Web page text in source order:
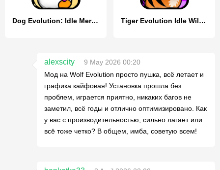
Dog Evolution: Idle Merge Game Tiger Evolution Idle Wild Cats
alexscity
9 May 2026 00:20
Мод на Wolf Evolution просто пушка, всё летает и
графика кайфовая! Установка прошла без
проблем, играется приятно, никаких багов не
заметил, всё годы и отлично оптимизировано. Как
у вас с производительностью, сильно лагает или
всё тоже четко? В общем, имба, советую всем!